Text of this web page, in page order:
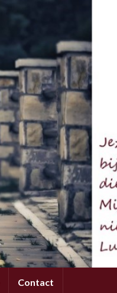
Contact